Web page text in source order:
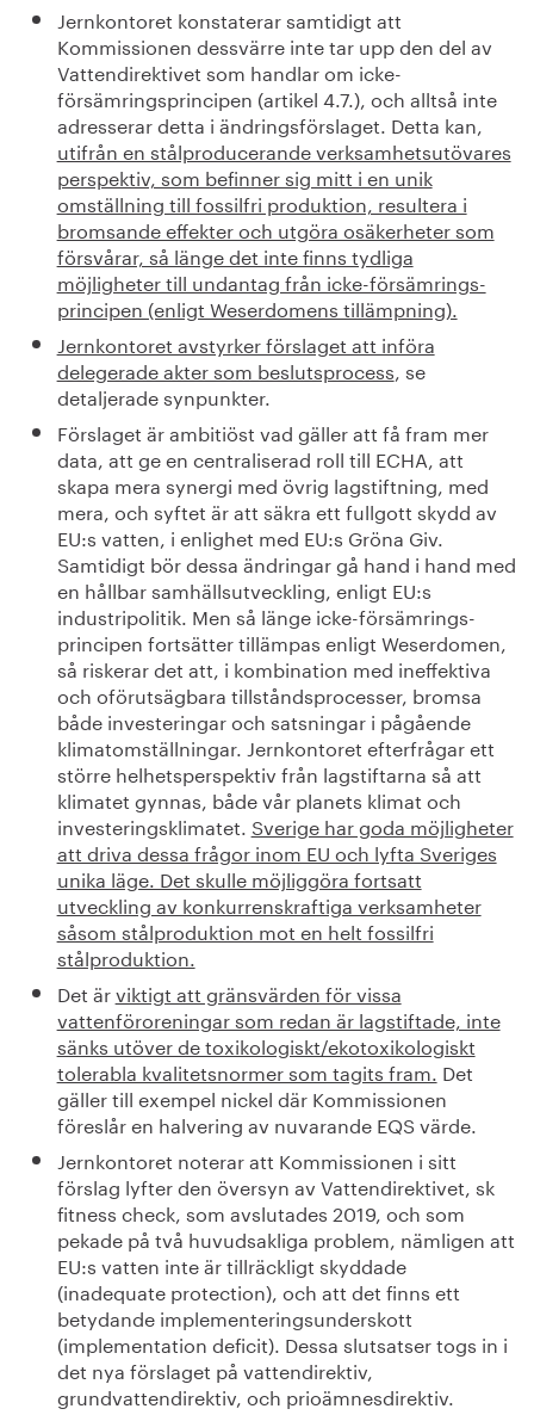
Jernkontoret konstaterar samtidigt att
Kommissionen dessvärre inte tar upp den del av
Vattendirektivet som handlar om icke-
försämringsprincipen (artikel 4.7.), och alltså inte
adresserar detta i ändringsförslaget. Detta kan,
utifrån en stålproducerande verksamhetsutövares
perspektiv, som befinner sig mitt i en unik
omställning till fossilfri produktion, resultera i
bromsande effekter och utgöra osäkerheter som
försvårar, så länge det inte finns tydliga
möjligheter till undantag från icke-försämrings-
principen (enligt Weserdomens tillämpning).
Jernkontoret avstyrker förslaget att införa
delegerade akter som beslutsprocess, se
detaljerade synpunkter.
Förslaget är ambitiöst vad gäller att få fram mer
data, att ge en centraliserad roll till ECHA, att
skapa mera synergi med övrig lagstiftning, med
mera, och syftet är att säkra ett fullgott skydd av
EU:s vatten, i enlighet med EU:s Gröna Giv.
Samtidigt bör dessa ändringar gå hand i hand med
en hållbar samhällsutveckling, enligt EU:s
industripolitik. Men så länge icke-försämrings-
principen fortsätter tillämpas enligt Weserdomen,
så riskerar det att, i kombination med ineffektiva
och oförutsägbara tillståndsprocesser, bromsa
både investeringar och satsningar i pågående
klimatomställningar. Jernkontoret efterfrågar ett
större helhetsperspektiv från lagstiftarna så att
klimatet gynnas, både vår planets klimat och
investeringsklimatet. Sverige har goda möjligheter
att driva dessa frågor inom EU och lyfta Sveriges
unika läge. Det skulle möjliggöra fortsatt
utveckling av konkurrenskraftiga verksamheter
såsom stålproduktion mot en helt fossilfri
stålproduktion.
Det ärviktigt att gränsvärden för vissa
vattenföroreningar som redan är lagstiftade, inte
sänks utöver de toxikologiskt/ekotoxikologiskt
tolerabla kvalitetsnormer som tagits fram. Det
gäller till exempel nickel där Kommissionen
föreslår en halvering av nuvarande EQS värde.
Jernkontoret noterar att Kommissionen i sitt
förslag lyfter den översyn av Vattendirektivet, sk
fitness check, som avslutades 2019, och som
pekade på två huvudsakliga problem, nämligen att
EU:s vatten inte är tillräckligt skyddade
(inadequate protection), och att det finns ett
betydande implementeringsunderskott
(implementation deficit). Dessa slutsatser togs in i
det nya förslaget på vattendirektiv,
grundvattendirektiv, och prioämnesdirektiv.